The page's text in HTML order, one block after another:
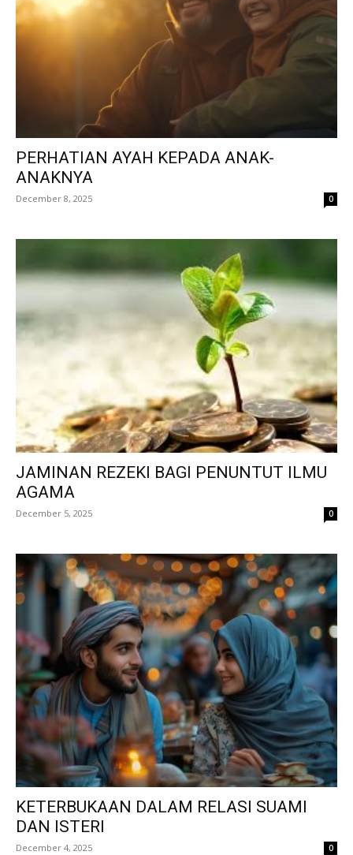
PERHATIAN AYAH KEPADA ANAK-
ANAKNYA
December 8, 2025 0
JAMINAN REZEKI BAGI PENUNTUT ILMU
AGAMA
December 5, 2025 0
KETERBUKAAN DALAM RELASI SUAMI
DAN ISTERI
December 4, 2025 0